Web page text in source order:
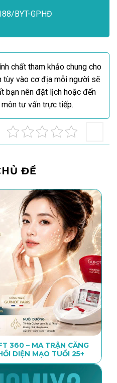
BYT-GPHĐ
chất tham khảo chung cho
tùy vào cơ địa mỗi người sẽ
bạn nên đặt lịch hoặc đến
tư vấn trực tiếp.
ĐỀ
360 – MA TRẬN CĂNG
DIỆN MẠO TUỔI 25+